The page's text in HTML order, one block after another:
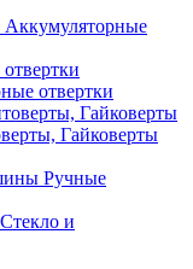
Аккумуляторные
отвертки
Гайковерты
Ручные
Стекло и